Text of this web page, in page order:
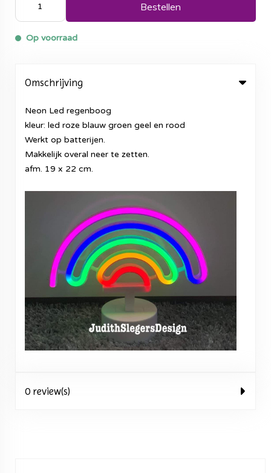
Bestellen
Op voorraad
Omschrijving
Neon Led regenboog
kleur: led roze blauw groen geel en rood
Werkt op batterijen.
Makkelijk overal neer te zetten.
afm. 19 x 22 cm.
0 review(s)